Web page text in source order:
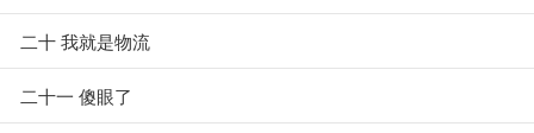
二十 我就是物流
二十一 傻眼了